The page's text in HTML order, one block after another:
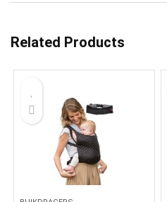
Related Products